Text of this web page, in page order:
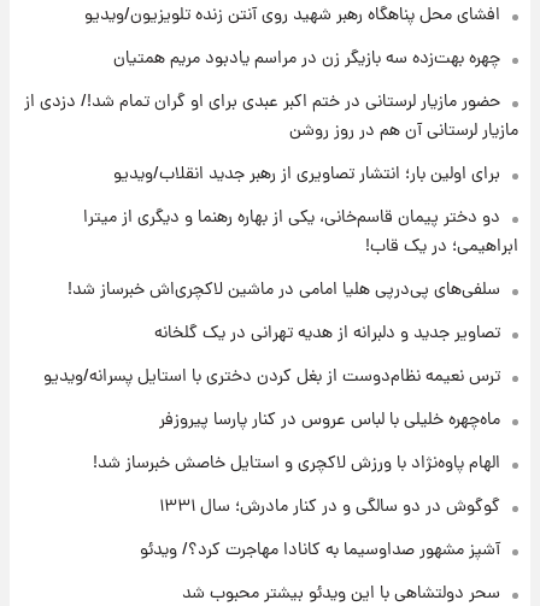
۱۷ ساعت پیش
پی رفتن رامین رضاییان+ عکس
۱۸ ساعت پیش
مرداد ۱۴۰۵ +جدول
۱۸ ساعت پیش
با قدرتمندترین و بادوام ترین تانک جهان آشنا
شوید+ فیلم
۱۹ ساعت پیش
افشای محل پناهگاه‌ رهبر شهید روی آنتن زنده تلویزیون/ویدیو
چهره بهت‌زده سه بازیگر زن در مراسم یادبود مریم همتیان
حضور مازیار لرستانی در ختم اکبر عبدی برای او گران تمام شد!/ دزدی از
مازیار لرستانی آن هم در روز روشن
برای اولین بار؛ انتشار تصاویری از رهبر جدید انقلاب/ویدیو
دو دختر پیمان قاسم‌خانی، یکی از بهاره رهنما و دیگری از میترا
ابراهیمی؛ در یک قاب!
سلفی‌های پی‌درپی هلیا امامی در ماشین لاکچری‌اش خبرساز شد!
تصاویر جدید و دلبرانه از هدیه تهرانی در یک گلخانه
ترس نعیمه نظام‌دوست از بغل کردن دختری با استایل پسرانه/ویدیو
ماه‌چهره خلیلی با لباس عروس در کنار پارسا پیروزفر
الهام پاوه‌نژاد با ورزش لاکچری و استایل خاصش خبرساز شد!
گوگوش در دو سالگی و در کنار مادرش؛ سال ۱۳۳۱
آشپز مشهور صداوسیما به کانادا مهاجرت کرد؟/ ویدئو
سحر دولتشاهی با این ویدئو بیشتر محبوب شد